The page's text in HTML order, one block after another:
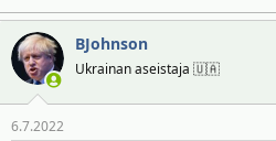
BJohnson
Ukrainan aseistaja 🇺🇦
6.7.2022